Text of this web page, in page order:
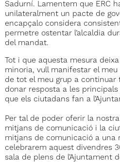
Sadurní. Lamentem que ERC
unilateralment un pacte de
encapçalo considera
permetre ostentar l’alcaldia
del mandat.
Tot i que aquesta mesura
minoria, vull manifestar el
de tot el meu grup a continuar
donar resposta a les
que els ciutadans fan a
Per tal de poder oferir la
mitjans de comunicació i la
mitjans de comunicació a una
celebrarem aquest divendres
sala de plens de l’Ajuntament